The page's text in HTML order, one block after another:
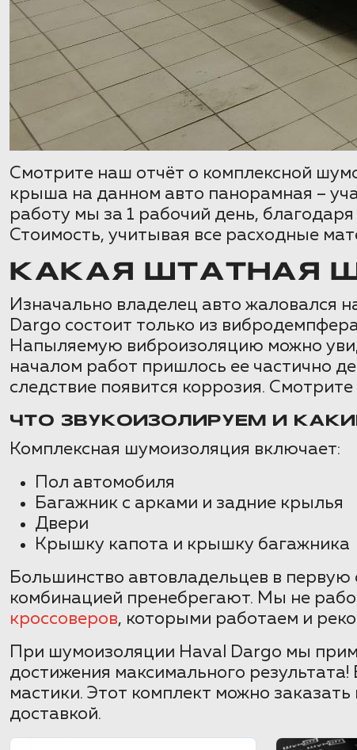
Смотрите наш отчёт о комплексной
крыша на данном авто панорамная –
работу мы за 1 рабочий день,
Стоимость, учитывая все расходные
КАКАЯ ШТАТНАЯ
Изначально владелец авто жаловался
Dargo состоит только из
Напыляемую виброизоляцию можно
началом работ пришлось ее частично
следствие появится коррозия.
ЧТО ЗВУКОИЗОЛИРУЕМ И
Комплексная шумоизоляция включает:
Пол автомобиля
Багажник с арками и задние крылья
Двери
Крышку капота и крышку багажника
Большинство автовладельцев в
комбинацией пренебрегают. Мы не
кроссоверов, которыми работаем и
При шумоизоляции Haval Dargo мы
достижения максимального
мастики. Этот комплект можно
доставкой.